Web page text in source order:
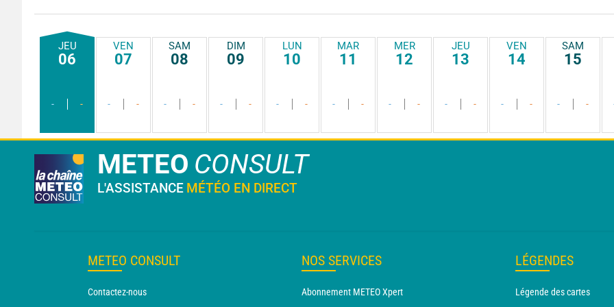
JEU
06
- -
VEN
07
- -
SAM
08
- -
DIM
09
- -
LUN
10
- -
MAR
11
- -
MER
12
- -
JEU
13
- -
VEN
14
- -
SAM
15
- -
METEO CONSULT
L'ASSISTANCE MÉTÉO EN DIRECT
METEO CONSULT
Contactez-nous
NOS SERVICES
Abonnement METEO Xpert
LÉGENDES
Légende des cartes